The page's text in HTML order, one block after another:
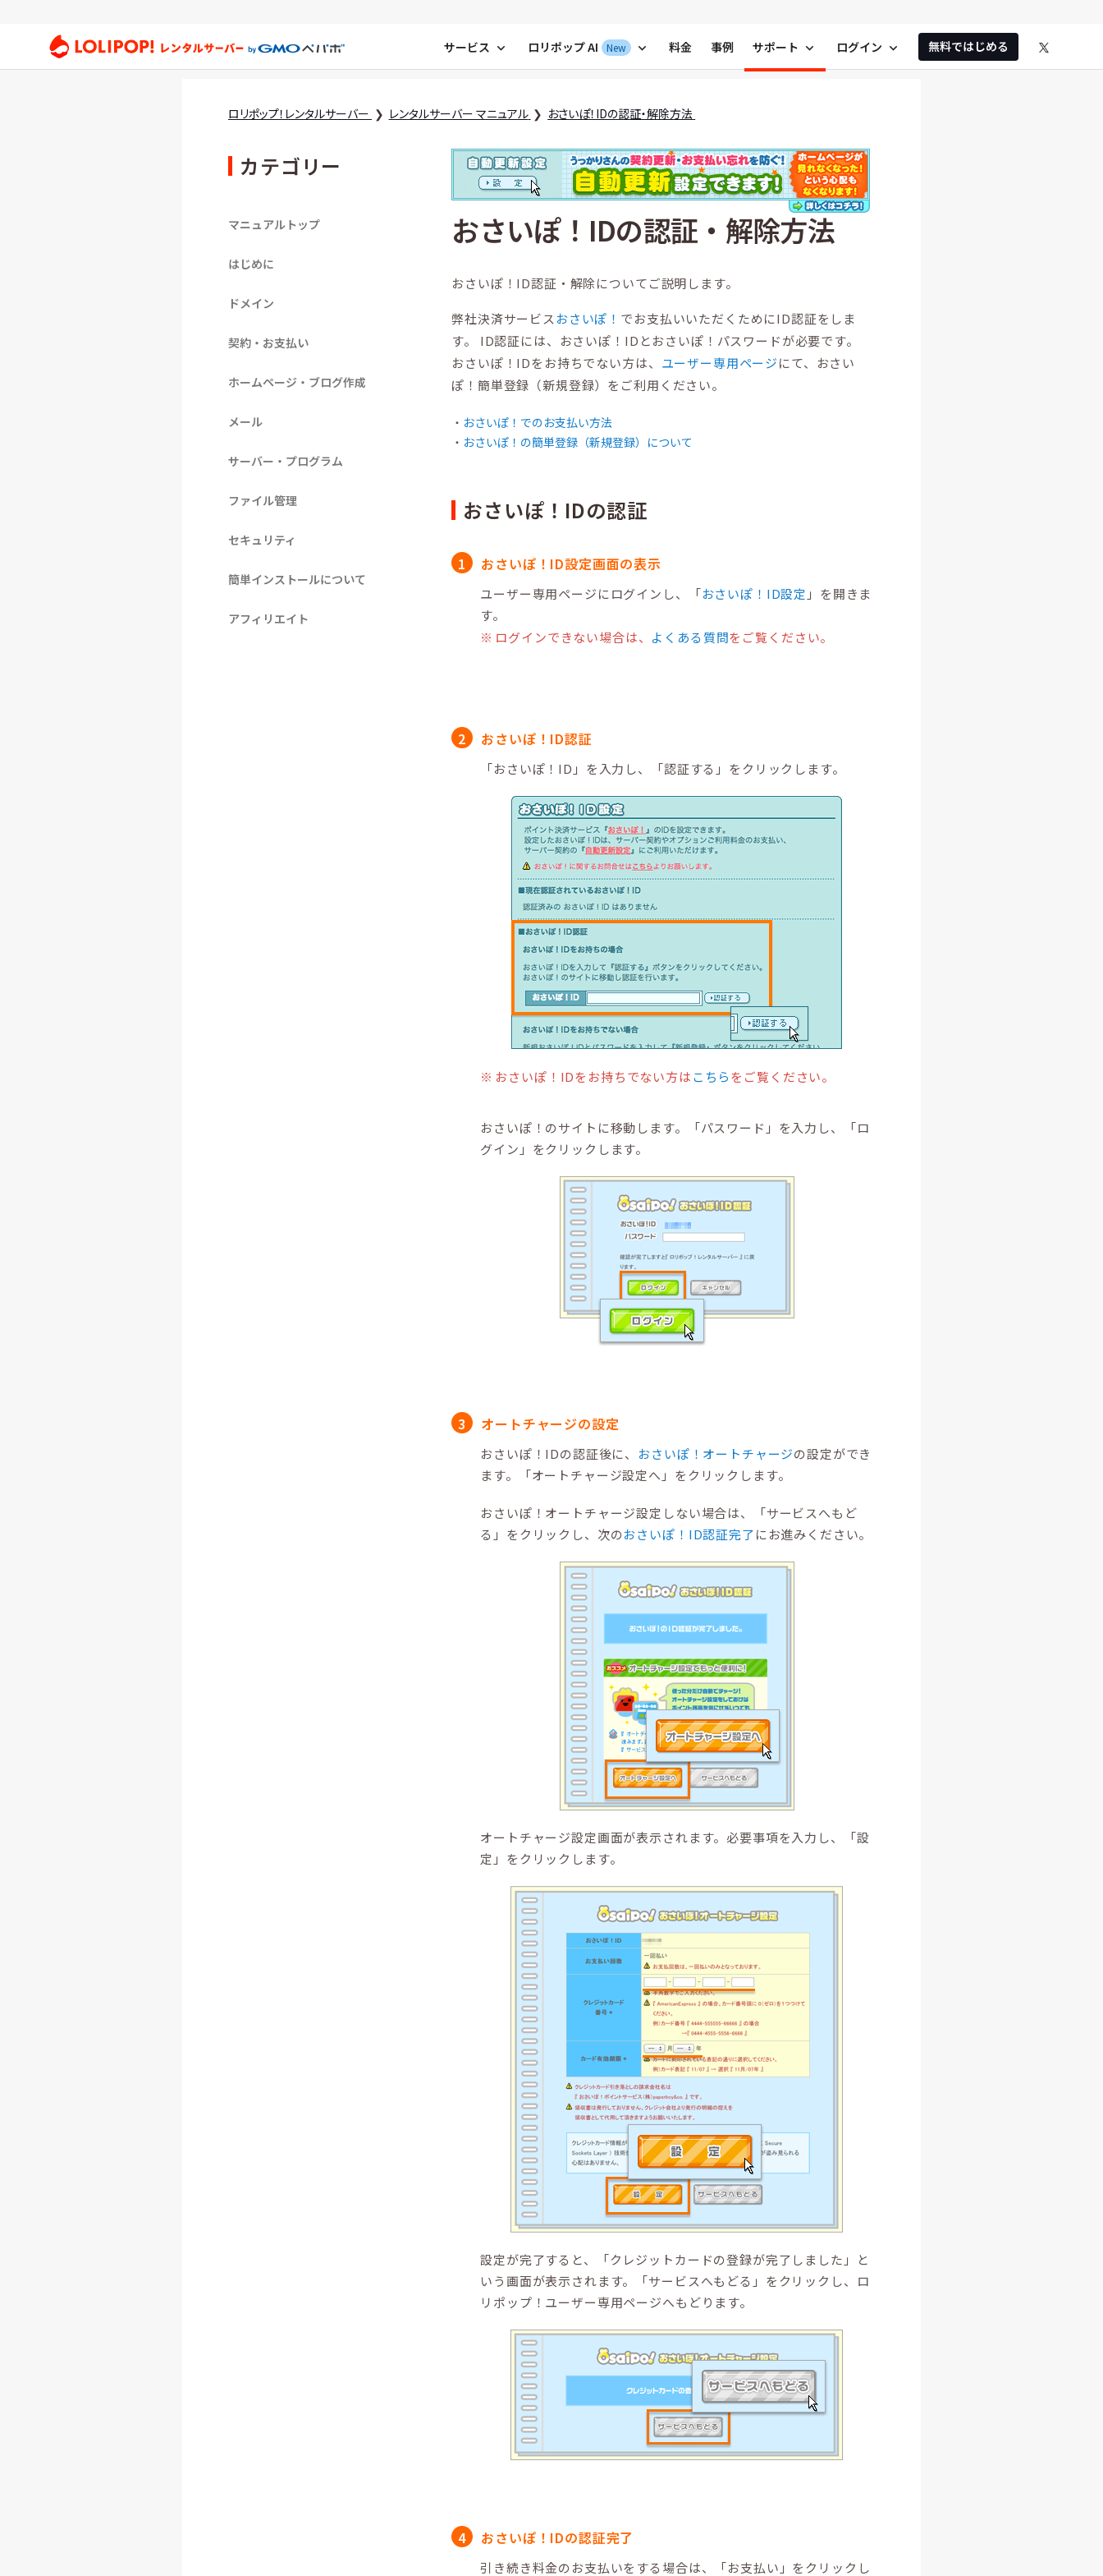
ロリポップ！レンタルサーバー by GMOペパボ
サービス expand_more ロリポップ AI New expand_more 料金 事例 サポート expand_more ログイン expand_more 無料ではじめる
ロリポップ！レンタルサーバー レンタルサーバー マニュアル おさいぽ！IDの認証・解除方法
カテゴリー
マニュアルトップ
はじめに
ドメイン
契約・お支払い
ホームページ・ブログ作成
メール
サーバー・プログラム
ファイル管理
セキュリティ
簡単インストールについて
アフィリエイト
おさいぽ！IDの認証・解除方法
おさいぽ！ID認証・解除についてご説明します。
弊社決済サービス おさいぽ！ でお支払いいただくためにID認証をしま
す。 ID認証には、おさいぽ！IDとおさいぽ！パスワードが必要です。
おさいぽ！IDをお持ちでない方は、 ユーザー専用ページにて、おさい
ぽ！簡単登録（新規登録）をご利用ください。
おさいぽ！でのお支払い方法
おさいぽ！の簡単登録（新規登録）について
おさいぽ！IDの認証
おさいぽ！ID設定画面の表示
ユーザー専用ページにログインし、「おさいぽ！ID設定 」を開きま
す。
ログインできない場合は、 よくある質問をご覧ください。
おさいぽ！ID認証
「おさいぽ！ID」を入力し、「認証する」をクリックします。
おさいぽ！IDをお持ちでない方はこちらをご覧ください。
おさいぽ！のサイトに移動します。「パスワード」を入力し、「ロ
グイン」をクリックします。
オートチャージの設定
おさいぽ！IDの認証後に、 おさいぽ！オートチャージの設定ができ
ます。「オートチャージ設定へ」をクリックします。
おさいぽ！オートチャージ設定しない場合は、「サービスへもど
る」をクリックし、次のおさいぽ！ID認証完了にお進みください。
オートチャージ設定画面が表示されます。必要事項を入力し、「設
定」をクリックします。
設定が完了すると、「クレジットカードの登録が完了しました」と
いう画面が表示されます。「サービスへもどる」をクリックし、ロ
リポップ！ユーザー専用ページへもどります。
おさいぽ！IDの認証完了
引き続き料金のお支払いをする場合は、「お支払い」をクリックし